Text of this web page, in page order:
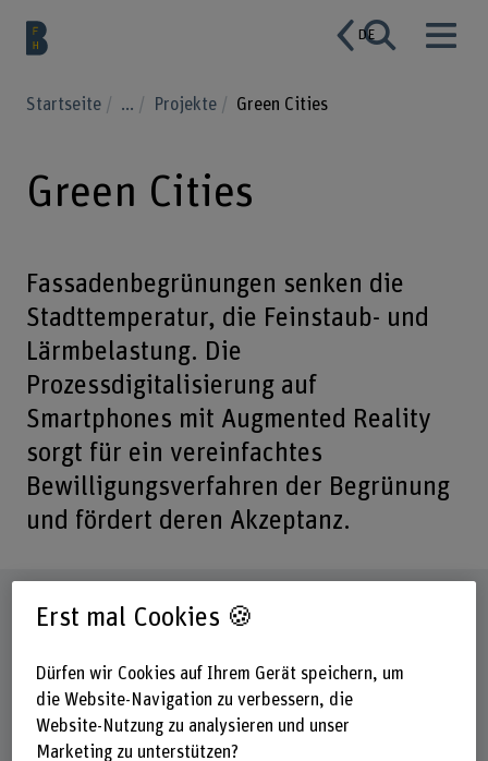
DE
Startseite ... Projekte Green Cities
Green Cities
Fassadenbegrünungen senken die
Stadttemperatur, die Feinstaub- und
Lärmbelastung. Die
Prozessdigitalisierung auf
Smartphones mit Augmented Reality
sorgt für ein vereinfachtes
Bewilligungsverfahren der Begrünung
und fördert deren Akzeptanz.
Steckbrief
Beteiligte Departemente
Architektur, Holz und Bau
Technik und Informatik
Erst mal Cookies 🍪
Dürfen wir Cookies auf Ihrem Gerät speichern, um
die Website-Navigation zu verbessern, die
Website-Nutzung zu analysieren und unser
Marketing zu unterstützen?